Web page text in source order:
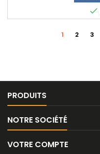

1 2 3
PRODUITS
NOTRE SOCIÉTÉ
VOTRE COMPTE